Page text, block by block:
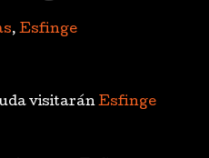
, Esfinge
visitaránEsfinge